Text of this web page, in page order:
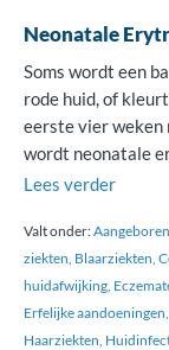
Neonatale
Soms wordt een
rode huid, of
eerste vier weken
wordt neonatale
Erytrodermie
per 100.000
roodheid is geen
uiterlijk kenmerk.
juiste […]
Lees verder
Valt onder:
ziekten Blaarziekten
huidafwijking
Erfelijke aandoeningen
Haarziekten